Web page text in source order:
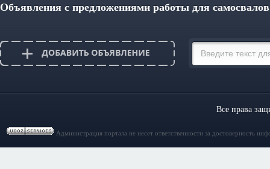
Объявления с предложениями работы для
Все права
Администрация портала не несет ответственности за достоверность